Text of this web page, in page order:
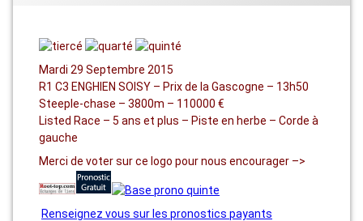
Mardi 29 Septembre 2015
R1 C3 ENGHIEN SOISY – Prix de la Gascogne – 13h50
Steeple-chase – 3800m – 110000 €
Listed Race – 5 ans et plus – Piste en herbe – Corde à
gauche
Merci de voter sur ce logo pour nous encourager –>
Renseignez vous sur les pronostics payants